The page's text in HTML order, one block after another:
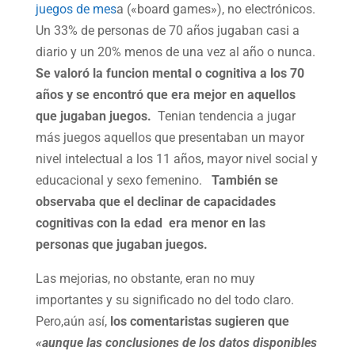
juegos de mesa («board games»), no electrónicos.
Un 33% de personas de 70 años jugaban casi a
diario y un 20% menos de una vez al año o nunca.
Se valoró la funcion mental o cognitiva a los 70
años y se encontró que era mejor en aquellos
que jugaban juegos. Tenian tendencia a jugar
más juegos aquellos que presentaban un mayor
nivel intelectual a los 11 años, mayor nivel social y
educacional y sexo femenino. También se
observaba que el declinar de capacidades
cognitivas con la edad era menor en las
personas que jugaban juegos.
Las mejorias, no obstante, eran no muy
importantes y su significado no del todo claro.
Pero,aún así,los comentaristas sugieren que
«aunque las conclusiones de los datos disponibles